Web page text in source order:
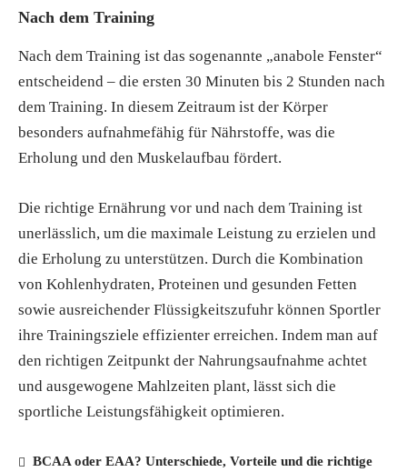
Nach dem Training
Nach dem Training ist das sogenannte „anabole Fenster“
entscheidend – die ersten 30 Minuten bis 2 Stunden nach
dem Training. In diesem Zeitraum ist der Körper
besonders aufnahmefähig für Nährstoffe, was die
Erholung und den Muskelaufbau fördert.
Die richtige Ernährung vor und nach dem Training ist
unerlässlich, um die maximale Leistung zu erzielen und
die Erholung zu unterstützen. Durch die Kombination
von Kohlenhydraten, Proteinen und gesunden Fetten
sowie ausreichender Flüssigkeitszufuhr können Sportler
ihre Trainingsziele effizienter erreichen. Indem man auf
den richtigen Zeitpunkt der Nahrungsaufnahme achtet
und ausgewogene Mahlzeiten plant, lässt sich die
sportliche Leistungsfähigkeit optimieren.
BCAA oder EAA? Unterschiede, Vorteile und die richtige